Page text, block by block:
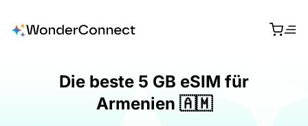
Die beste 5 GB eSIM für
Armenien 🇦🇲